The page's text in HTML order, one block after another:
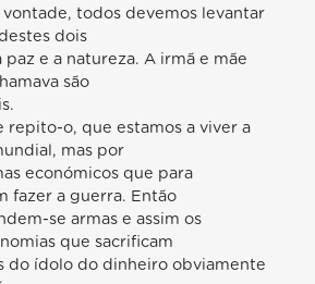
todos devemos levantar
dois
paz e a natureza. A irmã e mãe
são
repito-o, que estamos a viver a
mas por
económicos que para
fazer a guerra. Então
se armas e assim os
que sacrificam
do ídolo do dinheiro obviamente